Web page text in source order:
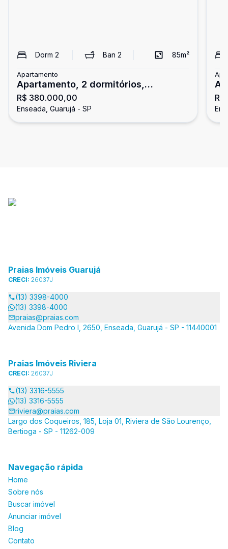
Dorm 2 Ban2 85m²
Apartamento
Apartamento, 2 dormitórios,
Enseada, Guarujá
R$ 380.000,00
Enseada, Guarujá - SP
Praias Imóveis Guarujá
CRECI: 26037J
(13) 3398-4000
(13) 3398-4000
praias@praias.com
Avenida Dom Pedro I, 2650, Enseada, Guarujá - SP - 11440001
Praias Imóveis Riviera
CRECI: 26037J
(13) 3316-5555
(13) 3316-5555
riviera@praias.com
Largo dos Coqueiros, 185, Loja 01, Riviera de São Lourenço,
Bertioga - SP - 11262-009
Navegação rápida
Home
Sobre nós
Buscar imóvel
Anunciar imóvel
Blog
Contato